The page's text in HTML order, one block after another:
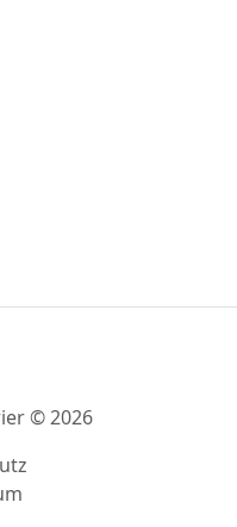
© 2026
kurier.de
Deutschland